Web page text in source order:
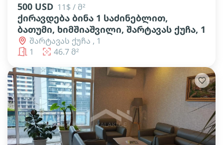
500 USD 11$ / მ²
ქირავდება ბინა 1 საძინებლით,
ბათუმი, ხიმშიაშვილი, შარტავას ქუჩა, 1
შარტავას ქუჩა , 1
1
46.7 მ²